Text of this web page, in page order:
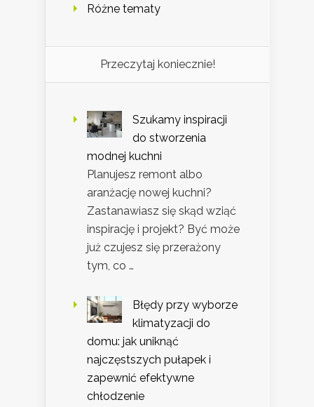
Różne tematy
Przeczytaj koniecznie!
Szukamy inspiracji
do stworzenia
modnej kuchni
Planujesz remont albo
aranżację nowej kuchni?
Zastanawiasz się skąd wziąć
inspirację i projekt? Być może
już czujesz się przerażony
tym, co …
Błędy przy wyborze
klimatyzacji do
domu: jak uniknąć
najczęstszych pułapek i
zapewnić efektywne
chłodzenie